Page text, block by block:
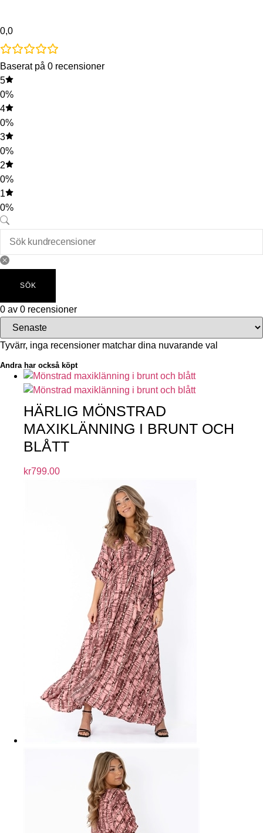
0,0
Baserat på 0 recensioner
5
0%
4
0%
3
0%
2
0%
1
0%
SÖK
0 av 0 recensioner
Tyvärr, inga recensioner matchar dina nuvarande val
Andra har också köpt
HÄRLIG MÖNSTRAD
MAXIKLÄNNING I BRUNT OCH
BLÅTT
kr799.00